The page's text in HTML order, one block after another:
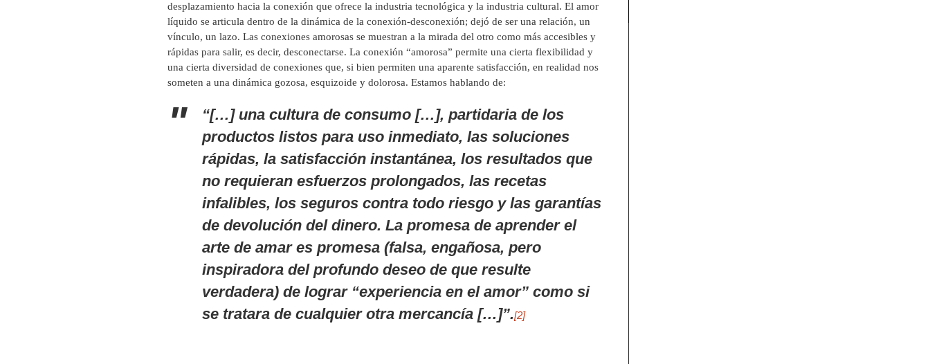
desplazamiento hacia la conexión que ofrece la industria tecnológica y la industria cultural. El amor
líquido se articula dentro de la dinámica de la conexión-desconexión; dejó de ser una relación, un
vínculo, un lazo. Las conexiones amorosas se muestran a la mirada del otro como más accesibles y
rápidas para salir, es decir, desconectarse. La conexión “amorosa” permite una cierta flexibilidad y
una cierta diversidad de conexiones que, si bien permiten una aparente satisfacción, en realidad nos
someten a una dinámica gozosa, esquizoide y dolorosa. Estamos hablando de:
“[…] una cultura de consumo […], partidaria de los
productos listos para uso inmediato, las soluciones
rápidas, la satisfacción instantánea, los resultados que
no requieran esfuerzos prolongados, las recetas
infalibles, los seguros contra todo riesgo y las garantías
de devolución del dinero. La promesa de aprender el
arte de amar es promesa (falsa, engañosa, pero
inspiradora del profundo deseo de que resulte
verdadera) de lograr “experiencia en el amor” como si
se tratara de cualquier otra mercancía […]”.[2]